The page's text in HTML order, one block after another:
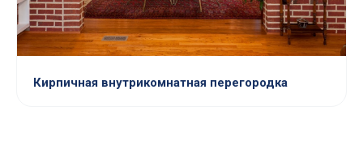
Кирпичная внутрикомнатная перегородка